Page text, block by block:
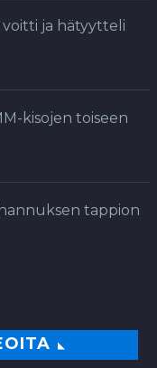
ja hätyytteli
kisojen toiseen
tappion